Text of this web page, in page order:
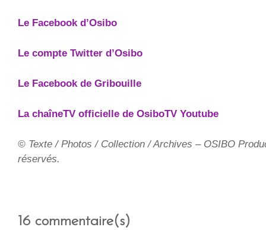
Le Facebook d’Osibo
Le compte Twitter d’Osibo
Le Facebook de Gribouille
La chaîneTV officielle de OsiboTV Youtube
© Texte / Photos / Collection / Archives – OSIBO
réservés.
16 commentaire(s)